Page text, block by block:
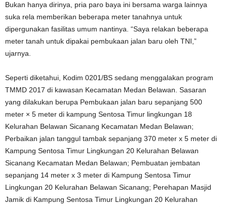
Bukan hanya dirinya, pria paro baya ini bersama warga lainnya
suka rela memberikan beberapa meter tanahnya untuk
dipergunakan fasilitas umum nantinya. “Saya relakan beberapa
meter tanah untuk dipakai pembukaan jalan baru oleh TNI,”
ujarnya.
Seperti diketahui, Kodim 0201/BS sedang menggalakan program
TMMD 2017 di kawasan Kecamatan Medan Belawan. Sasaran
yang dilakukan berupa Pembukaan jalan baru sepanjang 500
meter × 5 meter di kampung Sentosa Timur lingkungan 18
Kelurahan Belawan Sicanang Kecamatan Medan Belawan;
Perbaikan jalan tanggul tambak sepanjang 370 meter x 5 meter di
Kampung Sentosa Timur Lingkungan 20 Kelurahan Belawan
Sicanang Kecamatan Medan Belawan; Pembuatan jembatan
sepanjang 14 meter x 3 meter di Kampung Sentosa Timur
Lingkungan 20 Kelurahan Belawan Sicanang; Perehapan Masjid
Jamik di Kampung Sentosa Timur Lingkungan 20 Kelurahan